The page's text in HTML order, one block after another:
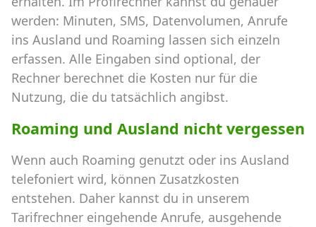
werden: Minuten, SMS, Datenvolumen, Anrufe
ins Ausland und Roaming lassen sich einzeln
erfassen. Alle Eingaben sind optional, der
Rechner berechnet die Kosten nur für die
Nutzung, die du tatsächlich angibst.
Roaming und Ausland nicht vergessen
Wenn auch Roaming genutzt oder ins Ausland
telefoniert wird, können Zusatzkosten
entstehen. Daher kannst du in unserem
Tarifrechner eingehende Anrufe, ausgehende